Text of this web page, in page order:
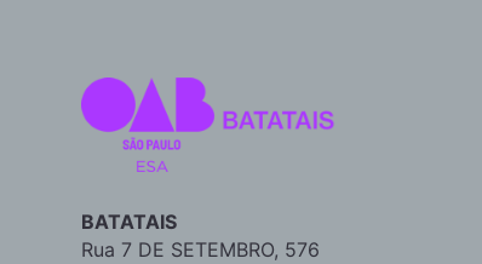
BATATAIS
Rua 7 DE SETEMBRO, 576